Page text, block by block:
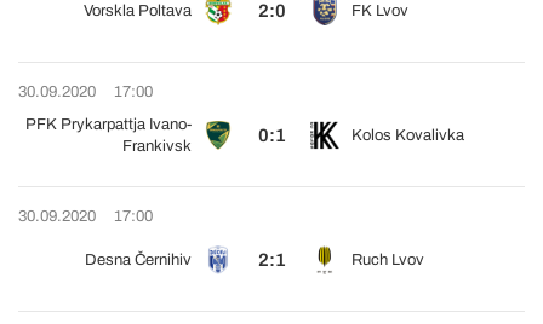
Vorskla Poltava 2:0 FK Lvov
30.09.2020
17:00
PFK Prykarpattja Ivano-
Frankivsk
0:1 Kolos Kovalivka
30.09.2020 17:00
Desna Černihiv 2:1 Ruch Lvov